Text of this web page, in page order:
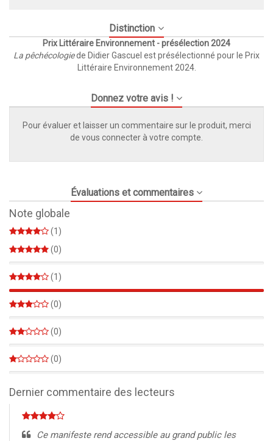
Distinction
Prix Littéraire Environnement - présélection 2024
La pêchécologiede Didier Gascuel est présélectionné pour le Prix
Littéraire Environnement 2024.
Donnez votre avis !
Pour évaluer et laisser un commentaire sur le produit, merci
de vous connecter à votre compte.
Évaluations et commentaires
Note globale
(1)
(0)
(1)
100%
(0)
(0)
(0)
Dernier commentaire des lecteurs
Ce manifeste rend accessible au grand public les